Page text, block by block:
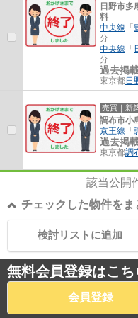
日野市
料
中央線 「
分
中央線 「
分
過去掲
東京都日
売買｜新
調布市
京王線 「
過去掲
東京都調
該当公開
チェックした物件をま
検討リストに追加
無料会員登録はこち
会員登録